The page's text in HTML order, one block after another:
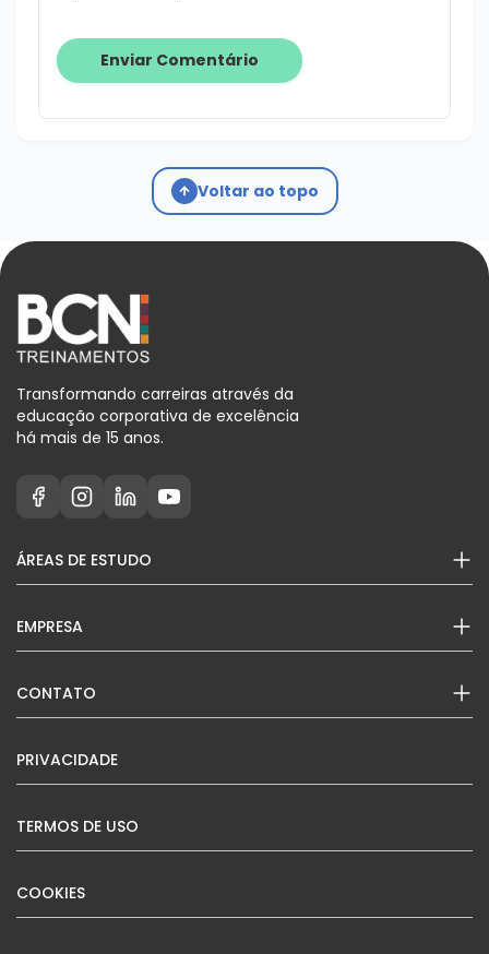
Voltar ao topo
Transformando carreiras através da
educação corporativa de excelência
há mais de 15 anos.
ÁREAS DE ESTUDO
EMPRESA
CONTATO
PRIVACIDADE
TERMOS DE USO
COOKIES